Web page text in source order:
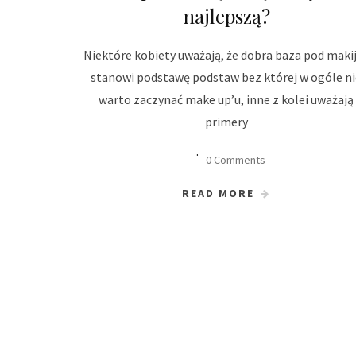
najlepszą?
Niektóre kobiety uważają, że dobra baza pod
stanowi podstawę podstaw bez której w ogóle
warto zaczynać make up’u, inne z kolei uważają
primery
0 Comments
READ MORE